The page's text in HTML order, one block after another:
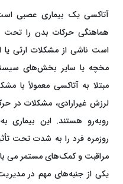
آتاکسی یک بیماری عصبی است
هماهنگی حرکات بدن را تحت
است ناشی از مشکلات ارثی
مخچه یا سایر بخش‌های
مبتلا به آتاکسی معمولاً با
لرزش غیرارادی، مشکلات در
روبه‌رو هستند. این بیماری
روزمره فرد را به شدت تحت
مراقبت و کمک‌های مستمر می
یکی از جنبه‌های مهم در